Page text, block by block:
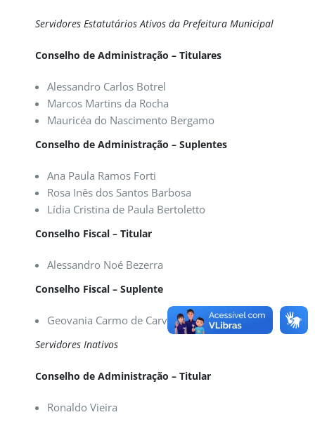
Servidores Estatutários Ativos da Prefeitura Municipal
Conselho de Administração – Titulares
Alessandro Carlos Botrel
Marcos Martins da Rocha
Mauricéa do Nascimento Bergamo
Conselho de Administração – Suplentes
Ana Paula Ramos Forti
Rosa Inês dos Santos Barbosa
Lídia Cristina de Paula Bertoletto
Conselho Fiscal – Titular
Alessandro Noé Bezerra
Conselho Fiscal – Suplente
Geovania Carmo de Carvalho
Servidores Inativos
Conselho de Administração – Titular
Ronaldo Vieira